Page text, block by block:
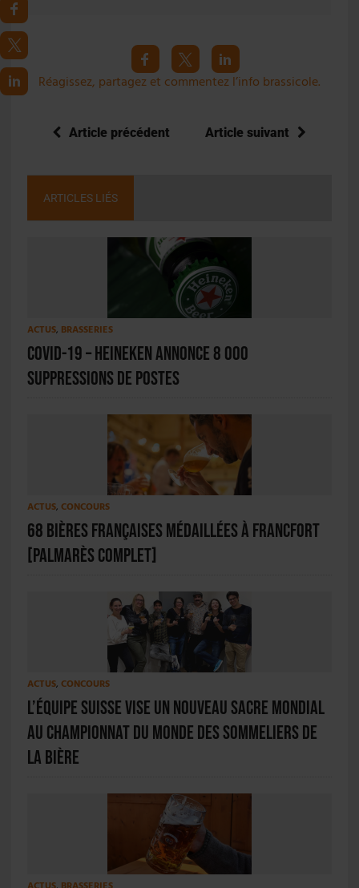
Réagissez, partagez et commentez l’info brassicole.
Article précédent Article suivant
ARTICLES LIÉS
ACTUS, BRASSERIES
Covid-19 – Heineken annonce 8 000
suppressions de postes
ACTUS, CONCOURS
68 bières françaises médaillées à Francfort
[PALMARÈS COMPLET]
ACTUS, CONCOURS
L’équipe suisse vise un nouveau sacre mondial
au Championnat du monde des sommeliers de
la bière